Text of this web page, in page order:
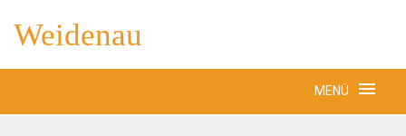
Weidenau
MENÜ